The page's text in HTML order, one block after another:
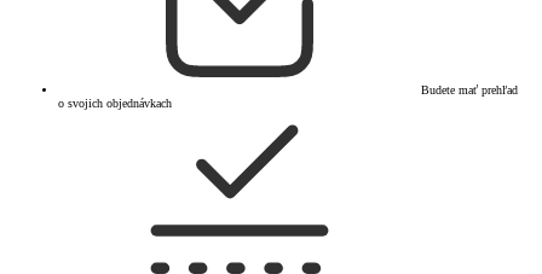
Budete mať prehľad
o svojich objednávkach